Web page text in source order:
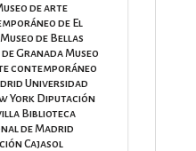
de arte
de El
de Bellas
Granada Museo
contemporáneo
Universidad
York Diputación
Biblioteca
de Madrid
Cajasol